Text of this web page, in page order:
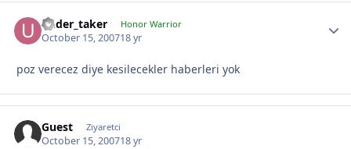
under_taker Honor Warrior
October 15, 200718 yr
poz verecez diye kesilecekler haberleri yok
Guest Ziyaretci
October 15, 200718 yr